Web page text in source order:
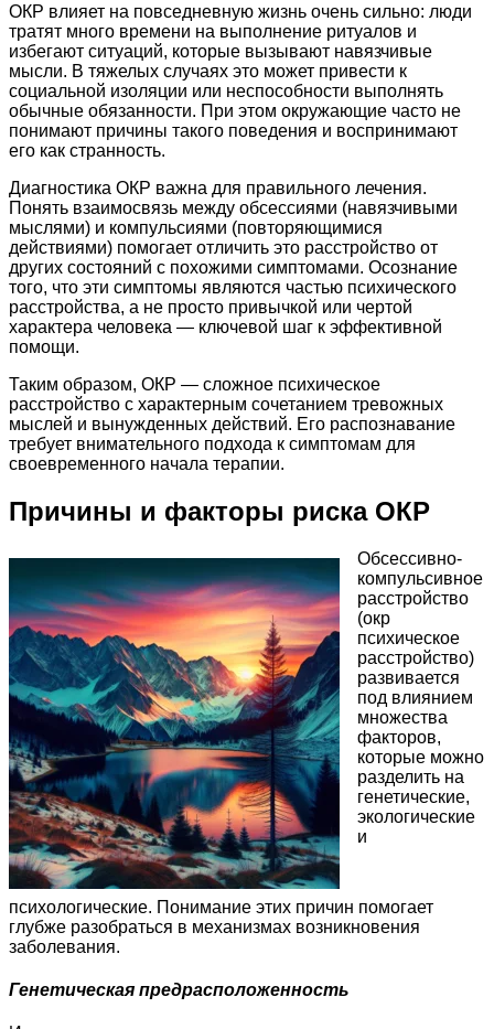
ОКР влияет на повседневную жизнь очень сильно: люди
тратят много времени на выполнение ритуалов и
избегают ситуаций, которые вызывают навязчивые
мысли. В тяжелых случаях это может привести к
социальной изоляции или неспособности выполнять
обычные обязанности. При этом окружающие часто не
понимают причины такого поведения и воспринимают
его как странность.
Диагностика ОКР важна для правильного лечения.
Понять взаимосвязь между обсессиями (навязчивыми
мыслями) и компульсиями (повторяющимися
действиями) помогает отличить это расстройство от
других состояний с похожими симптомами. Осознание
того, что эти симптомы являются частью психического
расстройства, а не просто привычкой или чертой
характера человека — ключевой шаг к эффективной
помощи.
Таким образом, ОКР — сложное психическое
расстройство с характерным сочетанием тревожных
мыслей и вынужденных действий. Его распознавание
требует внимательного подхода к симптомам для
своевременного начала терапии.
Причины и факторы риска ОКР
Обсессивно-
компульсивное
расстройство
(окр
психическое
расстройство)
развивается
под влиянием
множества
факторов,
которые можно
разделить на
генетические,
экологические
и
психологические. Понимание этих причин помогает
глубже разобраться в механизмах возникновения
заболевания.
Генетическая предрасположенность